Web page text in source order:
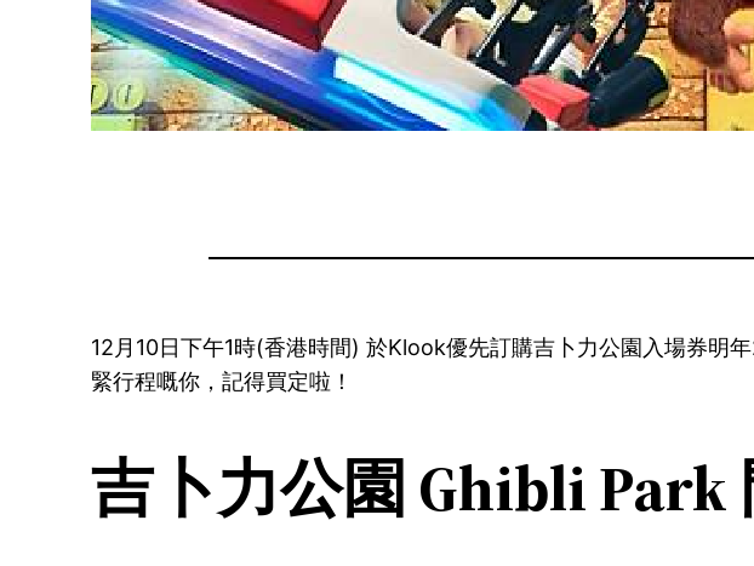
12月10日下午1時(香港時間) 於Klook優先訂購吉卜力公園入場券明
緊行程嘅你，記得買定啦！
吉卜力公園 Ghibli Park